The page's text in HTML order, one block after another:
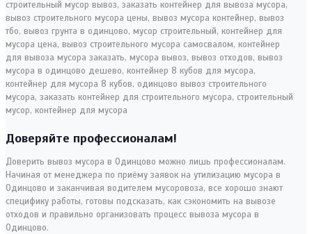
Доверяйте профессионалам!
Доверить вывоз мусора в Одинцово можно лишь профессионалам.
Начиная от менеджера по приёму заявок на утилизацию мусора в
Одинцово и заканчивая водителем мусоровоза, все хорошо знают
специфику работы, готовы подсказать, как сэкономить на вывозе
отходов и правильно организовать процесс вывоза мусора в
Одинцово.